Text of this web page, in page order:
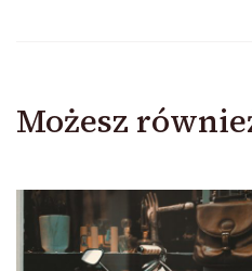
Możesz